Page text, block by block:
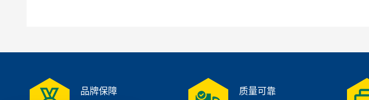
品牌保障 质量可靠